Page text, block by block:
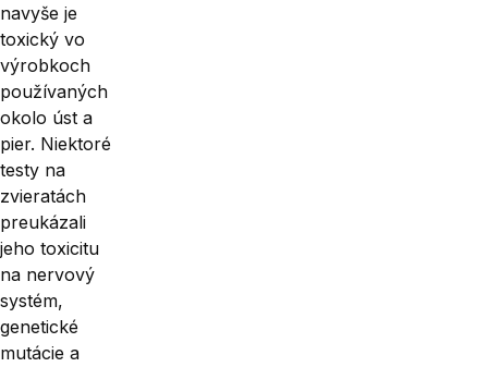
navyše je
toxický vo
výrobkoch
po­užívaných
okolo úst a
pier. Niektoré
testy na
zvieratách
preukázali
jeho toxicitu
na nervový
systém,
genetické
mutácie a